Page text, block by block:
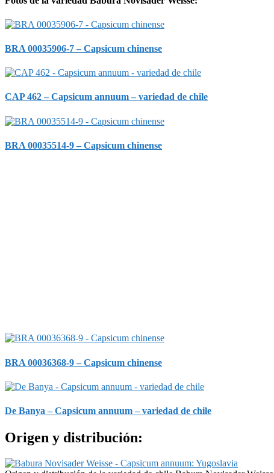
BRA 00035906-7 – Capsicum chinense
CAP 462 – Capsicum annuum – variedad de chile
BRA 00035514-9 – Capsicum chinense
BRA 00036368-9 – Capsicum chinense
De Banya – Capsicum annuum – variedad de chile
Origen y distribución: